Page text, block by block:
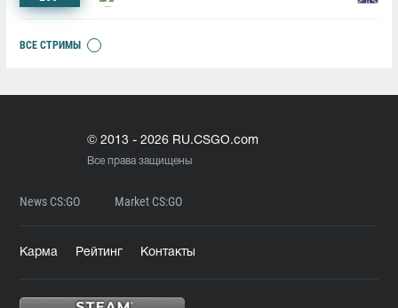
ВСЕ СТРИМЫ
© 2013 - 2026 RU.CSGO.com
Все права защищены
News CS:GO Market CS:GO
Карма Рейтинг Контакты